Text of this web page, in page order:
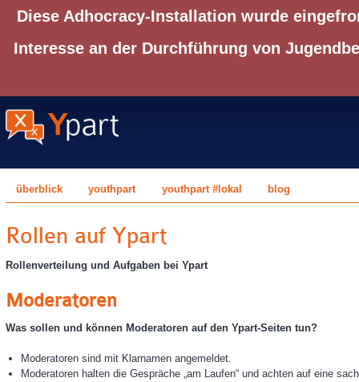
Diese Adhocracy-Installation wurde
Interesse an der Durchführung von
überblick youthpart youthpart #lokal blog
Rollen auf Ypart
Rollenverteilung und Aufgaben bei Ypart
Moderatoren
Was sollen und können Moderatoren auf den Ypart-Seiten tun?
Moderatoren sind mit Klarnamen angemeldet.
Moderatoren halten die Gespräche „am Laufen“ und achten auf eine